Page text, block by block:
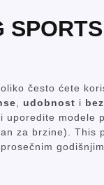
često ćete
udobnost i
uporedite modele
za brzine). This